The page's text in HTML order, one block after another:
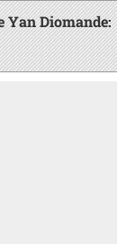
Yan Diomande: